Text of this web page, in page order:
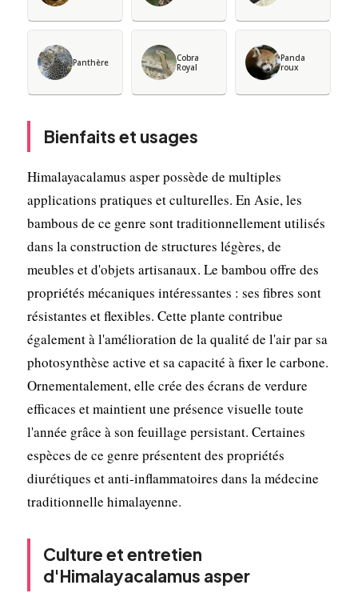
Panthère
Cobra
Royal
Panda
roux
Bienfaits et usages
Himalayacalamus asper possède de multiples
applications pratiques et culturelles. En Asie, les
bambous de ce genre sont traditionnellement utilisés
dans la construction de structures légères, de
meubles et d'objets artisanaux. Le bambou offre des
propriétés mécaniques intéressantes : ses fibres sont
résistantes et flexibles. Cette plante contribue
également à l'amélioration de la qualité de l'air par sa
photosynthèse active et sa capacité à fixer le carbone.
Ornementalement, elle crée des écrans de verdure
efficaces et maintient une présence visuelle toute
l'année grâce à son feuillage persistant. Certaines
espèces de ce genre présentent des propriétés
diurétiques et anti-inflammatoires dans la médecine
traditionnelle himalayenne.
Culture et entretien
d'Himalayacalamus asper